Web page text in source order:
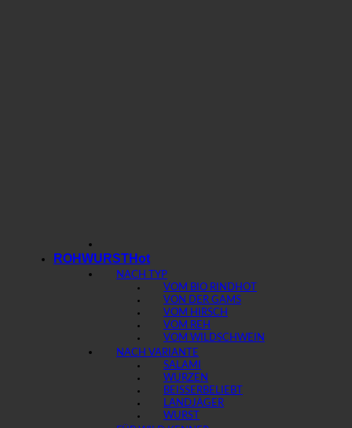
ROHWURST
NACH TYP
VOM BIO RIND
VON DER GAMS
VOM HIRSCH
VOM REH
VOM WILDSCHWEIN
NACH VARIANTE
SALAMI
WURZEN
BEISSER
LANDJÄGER
WURST